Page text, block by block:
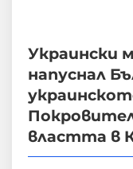
Украински
напуснал
властта в